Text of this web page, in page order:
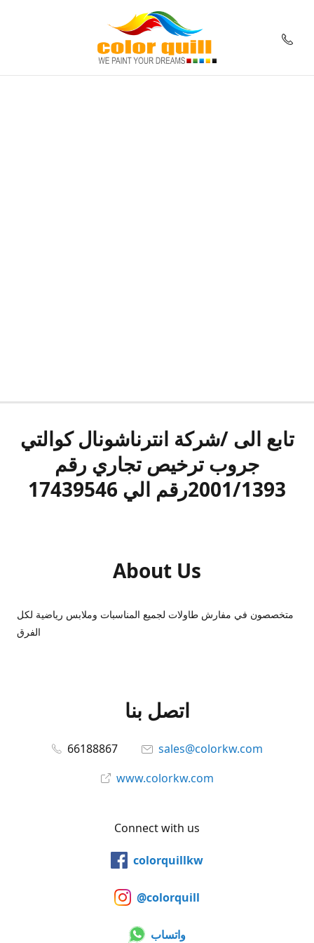
تابع الى /شركة انترناشونال كوالتي
جروب ترخيص تجاري رقم
2001/1393رقم الي 17439546
About Us
متخصصون في مفارش طاولات لجميع المناسبات وملابس رياضية لكل
الفرق
اتصل بنا
66188867
sales@colorkw.com
www.colorkw.com
Connect with us
colorquillkw
@colorquill
واتساب